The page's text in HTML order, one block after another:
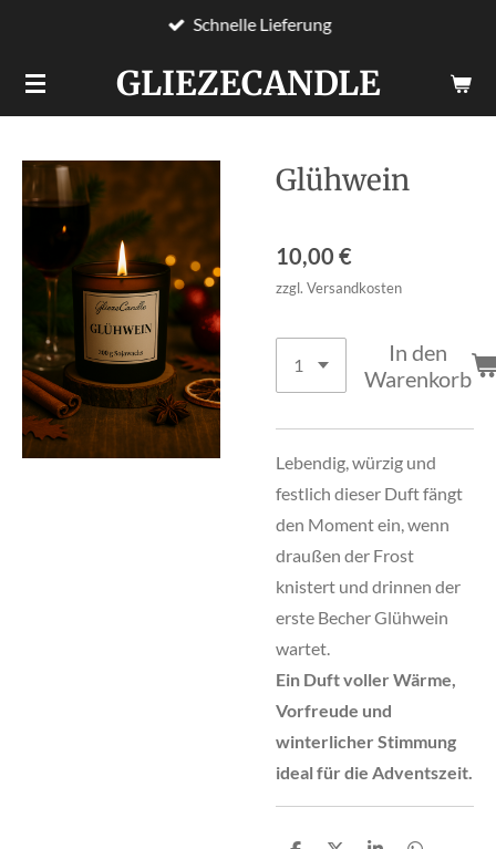
springen
GLIEZECANDLE
Schnelle Lieferung
Glühwein
10,00 €
zzgl. Versandkosten
In den
Warenkorb
Lebendig, würzig und
festlich dieser Duft fängt
den Moment ein, wenn
draußen der Frost
knistert und drinnen der
erste Becher Glühwein
wartet.
Ein Duft voller Wärme,
Vorfreude und
winterlicher Stimmung
ideal für die Adventszeit.